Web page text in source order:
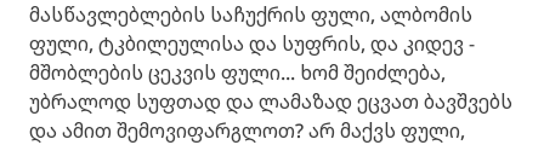
მასწავლებლების საჩუქრის ფული, ალბომის
ფული, ტკბილეულისა და სუფრის, და კიდევ -
მშობლების ცეკვის ფული... ხომ შეიძლება,
უბრალოდ სუფთად და ლამაზად ეცვათ ბავშვებს
და ამით შემოვიფარგლოთ? არ მაქვს ფული,